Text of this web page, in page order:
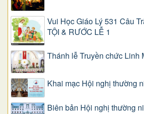
Vui Học Giáo Lý 531 Câu
TỘI & RƯỚC LỄ 1
Thánh lễ Truyền chức Linh
Khai mạc Hội nghị thường
Biên bản Hội nghị thường